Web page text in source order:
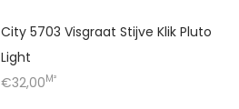
City 5703 Visgraat Stijve Klik Pluto
Light
€32,00M²